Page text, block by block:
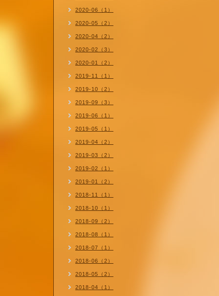
2020-06（1）
2020-05（2）
2020-04（2）
2020-02（3）
2020-01（2）
2019-11（1）
2019-10（2）
2019-09（3）
2019-06（1）
2019-05（1）
2019-04（2）
2019-03（2）
2019-02（1）
2019-01（2）
2018-11（1）
2018-10（1）
2018-09（2）
2018-08（1）
2018-07（1）
2018-06（2）
2018-05（2）
2018-04（1）